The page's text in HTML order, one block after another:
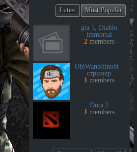
Latest Most Popular
gta 5, Diablo
immortal
2members
ObiWanShinobi -
стример
1members
Dota 2
1members